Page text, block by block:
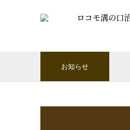
お知らせ